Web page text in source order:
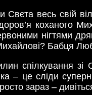
Свєта весь свій
коханого
нігтями
Бабця
спілкування зі
– це сліди
зараз –